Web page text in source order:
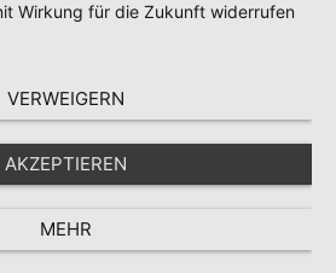
Wirkung für die Zukunft widerrufen
VERWEIGERN
AKZEPTIEREN
MEHR